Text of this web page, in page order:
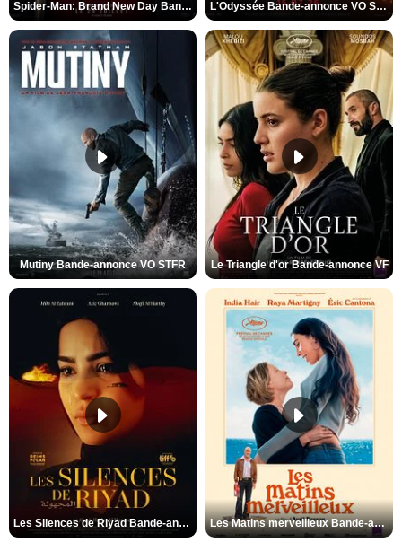
Spider-Man: Brand New Day Bande-annonce VO STFR L'Odyssée Bande-annonce VO STFR
Mutiny Bande-annonce VO STFR Le Triangle d'or Bande-annonce VF
Les Silences de Riyad Bande-annonce VO STFR Les Matins merveilleux Bande-annonce VF